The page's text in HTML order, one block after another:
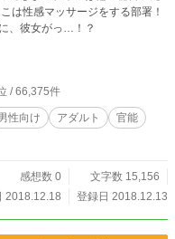
性感マッサージをする部署！
、彼女がっ…！？
/ 66,375件
性向け アダルト
官能
感想数 0
文字数 15,156
2018.12.18
登録日 2018.12.13